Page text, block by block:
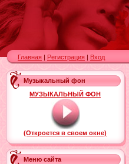
Главная | Регистрация | Вход
Музыкальный фон
МУЗЫКАЛЬНЫЙ ФОН
(Откроется в своем окне)
Меню сайта